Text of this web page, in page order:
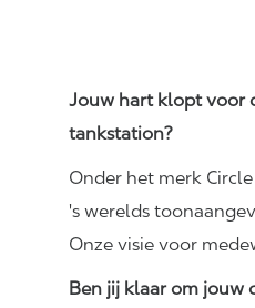
Jouw hart klopt voor
tankstation?
Onder het merk
's werelds
Onze visie voor
Ben jij klaar om jouw